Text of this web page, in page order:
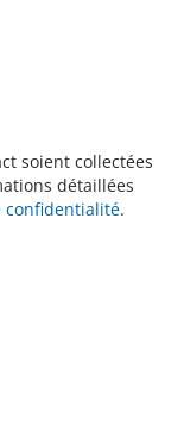
soient collectées
détaillées
confidentialité.